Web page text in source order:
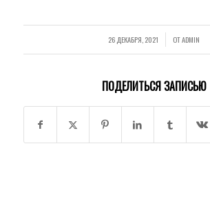
26 ДЕКАБРЯ, 2021
/ ОТADMIN
ПОДЕЛИТЬСЯ ЗАПИСЬЮ